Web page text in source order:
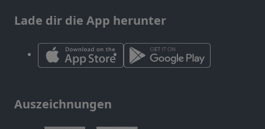
Lade dir die App herunter
Auszeichnungen